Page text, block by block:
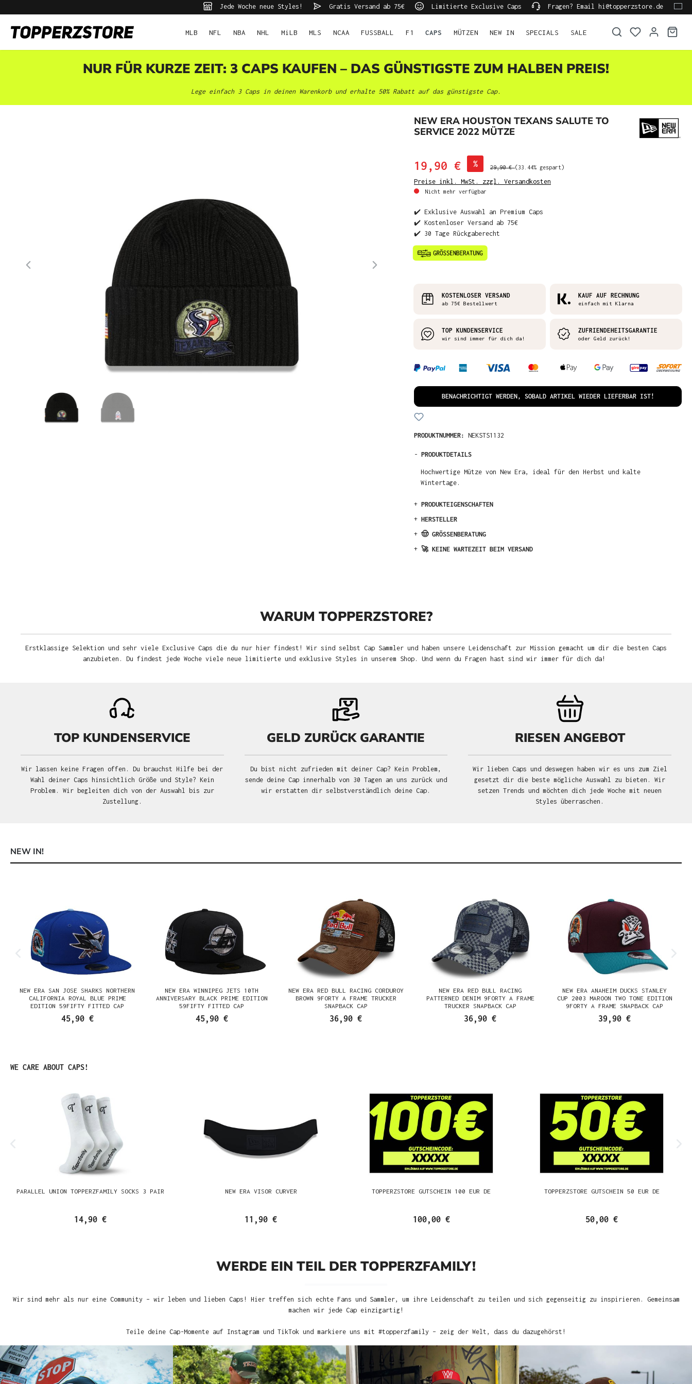
Jede Woche neue Styles! Gratis Versand ab 75€ Limitierte Exclusive Caps Fragen? Email hi@topperzstore.de
MLB NFL NBA NHL MiLB MLS NCAA FUSSBALL F1 CAPS MÜTZEN NEW IN SPECIALS SALE
NUR FÜR KURZE ZEIT: 3 CAPS KAUFEN – DAS GÜNSTIGSTE ZUM HALBEN PREIS!
Lege einfach 3 Caps in deinen Warenkorb und erhalte 50% Rabatt auf das günstigste Cap.
NEW ERA HOUSTON TEXANS SALUTE TO
SERVICE 2022 MÜTZE
19,90 € % 29,90 €(33.44% gespart)
Preise inkl. MwSt. zzgl. Versandkosten
Nicht mehr verfügbar
✔️ Exklusive Auswahl an Premium Caps
✔️ Kostenloser Versand ab 75€
✔️ 30 Tage Rückgaberecht
KOSTENLOSER VERSAND
ab 75€ Bestellwert
KAUF AUF RECHNUNG
einfach mit Klarna
TOP KUNDENSERVICE
wir sind immer für dich da!
ZUFRIENDEHEITSGARANTIE
oder Geld zurück!
BENACHRICHTIGT WERDEN, SOBALD ARTIKEL WIEDER LIEFERBAR IST!
PRODUKTNUMMER: NEKSTS1132
- PRODUKTDETAILS
Hochwertige Mütze von New Era, ideal für den Herbst und kalte
Wintertage.
+ PRODUKTEIGENSCHAFTEN
+ HERSTELLER
+ 🤠 GRÖSSENBERATUNG
+ 🚀 KEINE WARTEZEIT BEIM VERSAND
WARUM TOPPERZSTORE?
Erstklassige Selektion und sehr viele Exclusive Caps die du nur hier findest! Wir sind selbst Cap Sammler und haben unsere Leidenschaft zur Mission gemacht um dir die besten Caps
anzubieten. Du findest jede Woche viele neue limitierte und exklusive Styles in unserem Shop. Und wenn du Fragen hast sind wir immer für dich da!
TOP KUNDENSERVICE
Wir lassen keine Fragen offen. Du brauchst Hilfe bei der
Wahl deiner Caps hinsichtlich Größe und Style? Kein
Problem. Wir begleiten dich von der Auswahl bis zur
Zustellung.
GELD ZURÜCK GARANTIE
Du bist nicht zufrieden mit deiner Cap? Kein Problem,
sende deine Cap innerhalb von 30 Tagen an uns zurück und
wir erstatten dir selbstverständlich deine Cap.
RIESEN ANGEBOT
Wir lieben Caps und deswegen haben wir es uns zum Ziel
gesetzt dir die beste mögliche Auswahl zu bieten. Wir
setzen Trends und möchten dich jede Woche mit neuen
Styles überraschen.
NEW IN!
NEW ERA SAN JOSE SHARKS NORTHERN
CALIFORNIA ROYAL BLUE PRIME
EDITION 59FIFTY FITTED CAP
45,90 €
NEW ERA WINNIPEG JETS 10TH
ANNIVERSARY BLACK PRIME EDITION
59FIFTY FITTED CAP
45,90 €
NEW ERA RED BULL RACING CORDUROY
BROWN 9FORTY A FRAME TRUCKER
SNAPBACK CAP
36,90 €
NEW ERA RED BULL RACING
PATTERNED DENIM 9FORTY A FRAME
TRUCKER SNAPBACK CAP
36,90 €
NEW ERA ANAHEIM DUCKS STANLEY
CUP 2003 MAROON TWO TONE EDITION
9FORTY A FRAME SNAPBACK CAP
39,90 €
Produktgalerie überspringen
WE CARE ABOUT CAPS!
PARALLEL UNION TOPPERZFAMILY SOCKS 3 PAIR
14,90 €
NEW ERA VISOR CURVER
11,90 €
TOPPERZSTORE GUTSCHEIN 100 EUR DE
100,00 €
TOPPERZSTORE GUTSCHEIN 50 EUR DE
50,00 €
WERDE EIN TEIL DER TOPPERZFAMILY!
Wir sind mehr als nur eine Community – wir leben und lieben Caps! Hier treffen sich echte Fans und Sammler, um ihre Leidenschaft zu teilen und sich gegenseitig zu inspirieren. Gemeinsam
machen wir jede Cap einzigartig!
Teile deine Cap-Momente auf Instagram und TikTok und markiere uns mit #topperzfamily – zeig der Welt, dass du dazugehörst!